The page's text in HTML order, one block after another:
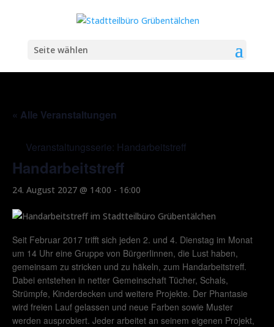
Seite wählen
« Alle Veranstaltungen
Veranstaltungsserie: Handarbeitstreff
Handarbeitstreff
24. August 2027 @ 14:00 - 16:00
Seit Februar 2017 trifft sich jeden 2. und 4. Dienstag im Monat
um 14 Uhr eine Gruppe von BürgerIinnen, die Lust haben,
gemeinsam zu stricken und zu häkeln, zum Handarbeitstreff.
Dabei entstehen in netter Gemeinschaft Tücher, Schals,
Strümpfe, Kinderdecken und weitere Projekte. Der Phantasie
wird freien Lauf gelassen und neue Farben sowie Muster
werden ausprobiert. Jeder arbeitet an seinem eigenen Projekt,